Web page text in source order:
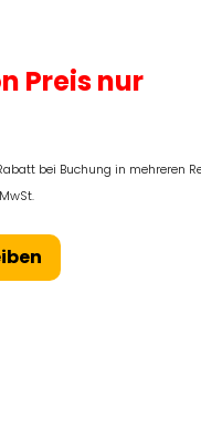
Preis nur
bei Buchung in mehreren